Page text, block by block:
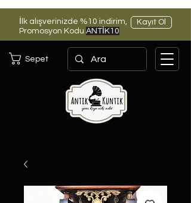
İlk alışverinizde %10 indirim,
Promosyon Kodu ANTİK10
Kayıt Ol
Sepet